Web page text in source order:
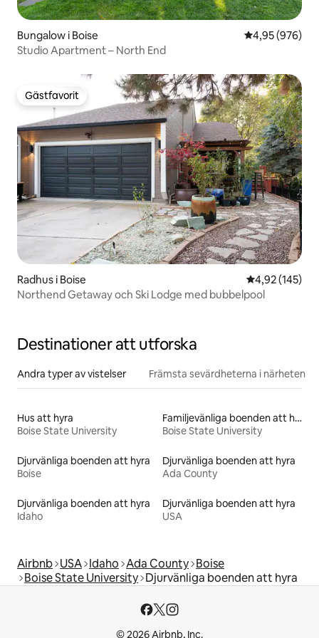
Bungalow i Boise 4,95 av 5 i
4,95 (976)
Studio Apartment – North End
Gästfavorit
Gästfavorit
Radhus i Boise 4,92 av 5 i
4,92 (145)
Northend Getaway och Ski Lodge med bubbelpool
Destinationer att utforska
Andra typer av vistelser Främsta sevärdheterna i närheten
Hus att hyra
Boise State University
Familjevänliga boenden att hyra
Boise State University
Djurvänliga boenden att hyra
Boise
Djurvänliga boenden att hyra
Ada County
Djurvänliga boenden att hyra
Idaho
Djurvänliga boenden att hyra
USA
Airbnb USA Idaho Ada County Boise
Boise State University Djurvänliga boenden att hyra
© 2026 Airbnb, Inc.